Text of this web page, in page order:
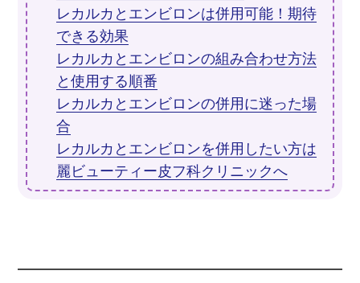
レカルカとエンビロンは併用可能！期待
できる効果
レカルカとエンビロンの組み合わせ方法
と使用する順番
レカルカとエンビロンの併用に迷った場
合
レカルカとエンビロンを併用したい方は
麗ビューティー皮フ科クリニックへ